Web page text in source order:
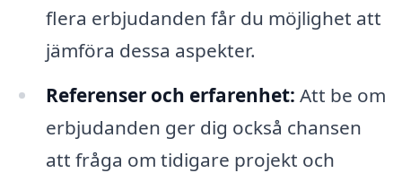
flera erbjudanden får du möjlighet att
jämföra dessa aspekter.
Referenser och erfarenhet: Att be om
erbjudanden ger dig också chansen
att fråga om tidigare projekt och